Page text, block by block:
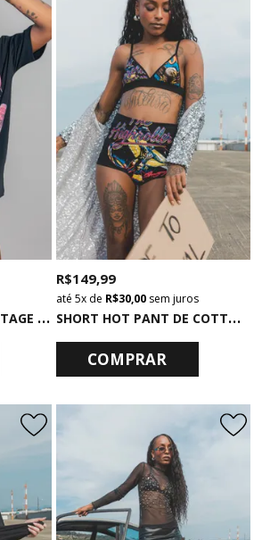
C
AMISETA T-SHIRT VINTAGE PRETA K-POP POWER S
HORT HOT PANT DE COTTON PRETO HIGHROLLER
R$ 149,99
5xde R$ 30,00sem juros
COMPRAR